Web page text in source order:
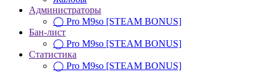
Администраторы
◯ Pro M9so [STEAM BONUS]
Бан-лист
◯ Pro M9so [STEAM BONUS]
Статистика
◯ Pro M9so [STEAM BONUS]